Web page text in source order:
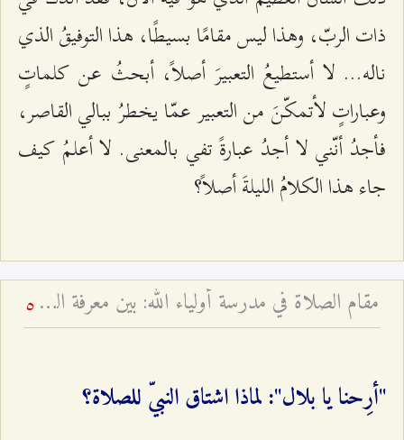
ذات الربّ، وهذا ليس مقامًا بسيطًا، هذا التوفيقُ الذي
ناله... لا أستطيعُ التعبيرَ أصلاً، أبحثُ عن كلماتٍ
وعباراتٍ لأتمكّنَ من التعبير عمّا يخطرُ ببالي القاصر،
فأجدُ أنّني لا أجدُ عبارةً تفي بالمعنى. لا أعلمُ كيف
جاء هذا الكلامُ الليلةَ أصلاً؟
مقام الصلاة في مدرسة أولياء الله: بين معرفة العارفين وظاهر العابدين - لماذا قال النبي الأكرم أرحنا يا بلال؟ 5
"أرِحنا يا بلال": لماذا اشتاق النبيّ للصلاة؟